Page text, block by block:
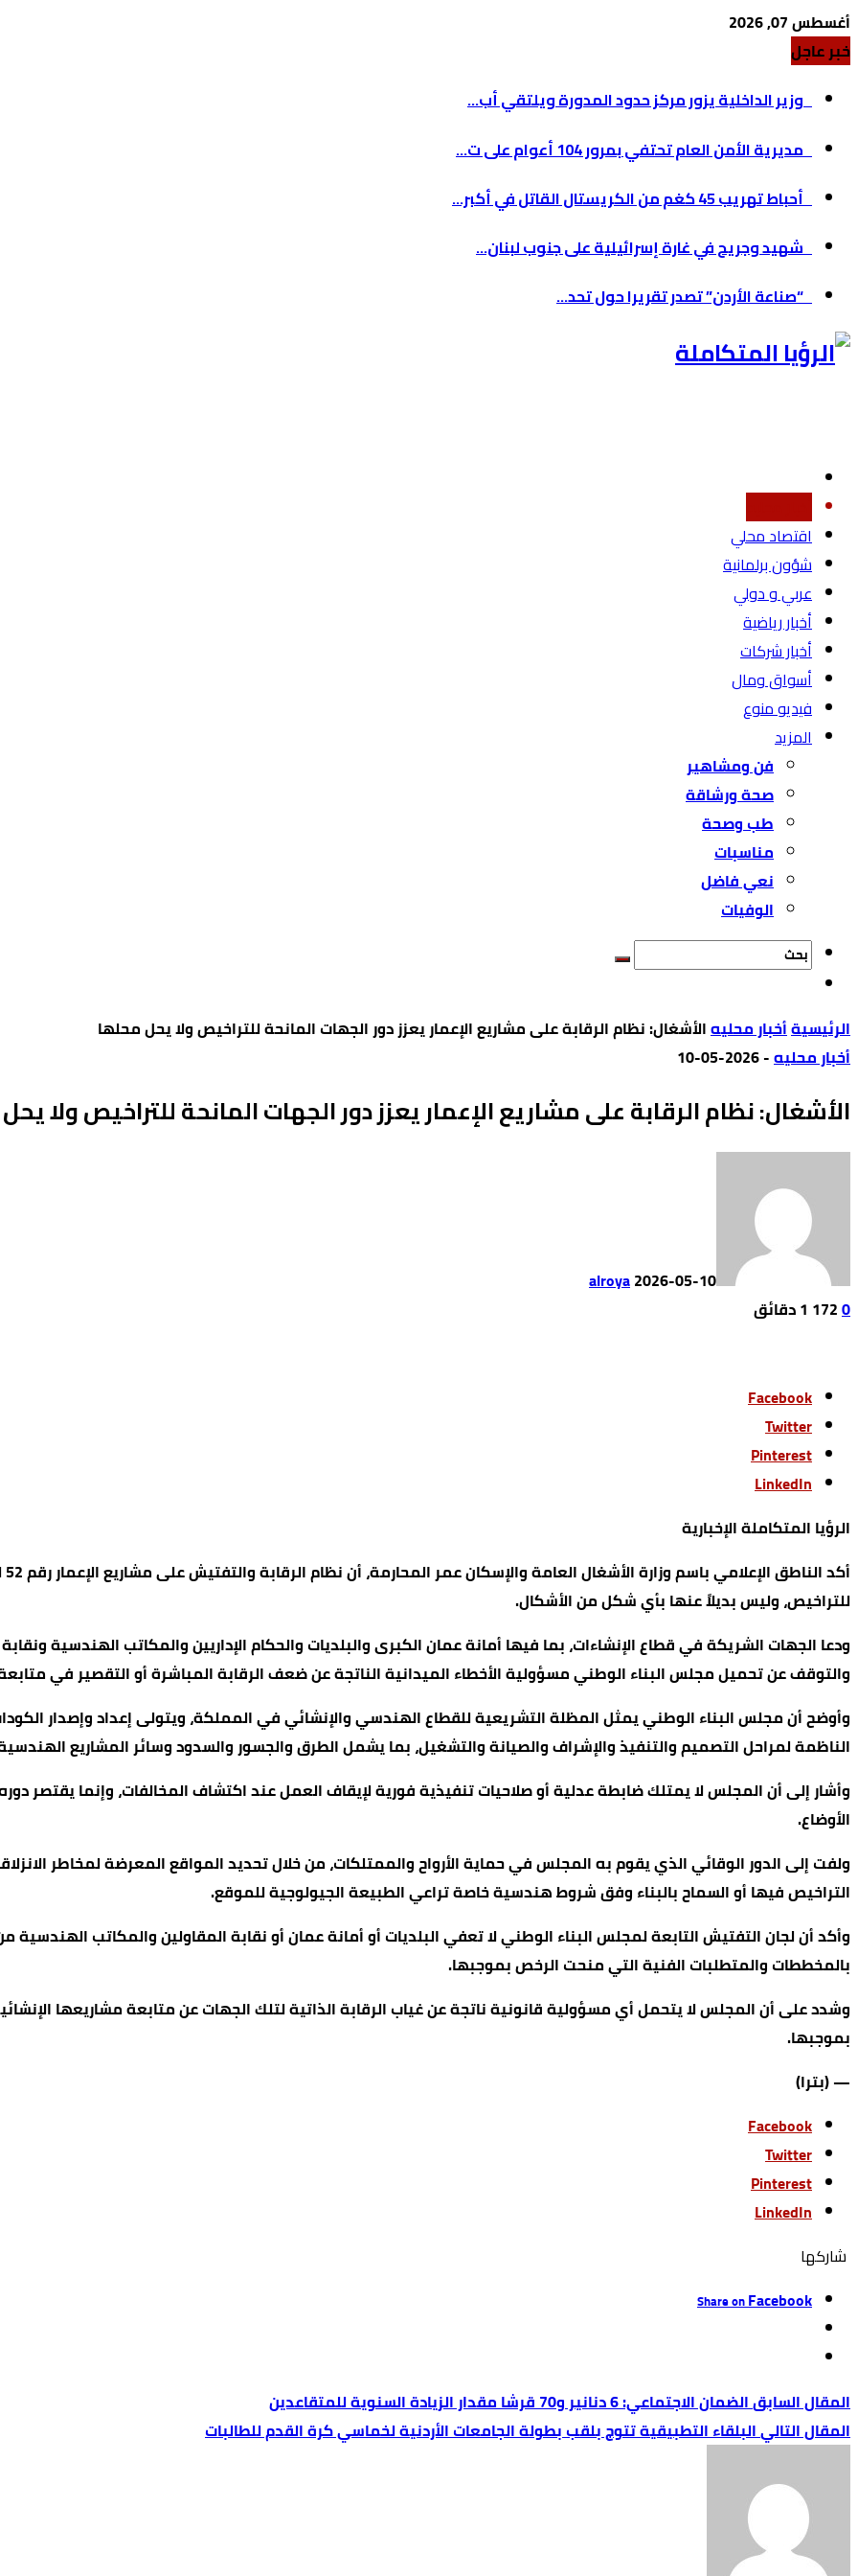
أغسطس 07, 2026
خبر عاجل
وزير الداخلية يزور مركز حدود المدورة ويلتقي أب...
مديرية الأمن العام تحتفي بمرور 104 أعوام على ت...
أحباط تهريب 45 كغم من الكريستال القاتل في أكبر...
شهيد وجريح في غارة إسرائيلية على جنوب لبنان...
“صناعة الأردن” تصدر تقريرا حول تحد...
اقتصاد محلي
شؤون برلمانية
عربي و دولي
أخبار رياضية
أخبار شركات
أسواق ومال
فيديو منوع
المزيد
فن ومشاهير
صحة ورشاقة
طب وصحة
مناسبات
نعي فاضل
الوفيات
‫الرئيسية‬أخبار محليهالأشغال: نظام الرقابة على مشاريع الإعمار يعزز دور الجهات المانحة للتراخيص ولا يحل محلها
أخبار محليه-
2026-05-10
الأشغال: نظام الرقابة على مشاريع الإعمار يعزز دور الجهات المانحة للتراخيص ولا
alroya2026-05-10
0
172 1 ‫دقائق‬
Facebook
Twitter
Pinterest
LinkedIn
الرؤيا المتكاملة الإخبارية
للتراخيص، وليس بديلاً عنها بأي شكل من الأشكال.
ودعا الجهات الشريكة في قطاع الإنشاءات، بما فيها أمانة عمان الكبرى والبلديات والحكام الإداريين والمكاتب الهندسية
والتوقف عن تحميل مجلس البناء الوطني مسؤولية الأخطاء الميدانية الناتجة عن ضعف الرقابة المباشرة أو التقصير في
وأوضح أن مجلس البناء الوطني يمثل المظلة التشريعية للقطاع الهندسي والإنشائي في المملكة، ويتولى إعداد وإصدار
الناظمة لمراحل التصميم والتنفيذ والإشراف والصيانة والتشغيل، بما يشمل الطرق والجسور والسدود وسائر المشاريع
وأشار إلى أن المجلس لا يمتلك ضابطة عدلية أو صلاحيات تنفيذية فورية لإيقاف العمل عند اكتشاف المخالفات، وإنما
الأوضاع.
ولفت إلى الدور الوقائي الذي يقوم به المجلس في حماية الأرواح والممتلكات، من خلال تحديد المواقع المعرضة لمخاطر
التراخيص فيها أو السماح بالبناء وفق شروط هندسية خاصة تراعي الطبيعة الجيولوجية للموقع.
وأكد أن لجان التفتيش التابعة لمجلس البناء الوطني لا تعفي البلديات أو أمانة عمان أو نقابة المقاولين والمكاتب الهندسية
بالمخططات والمتطلبات الفنية التي منحت الرخص بموجبها.
وشدد على أن المجلس لا يتحمل أي مسؤولية قانونية ناتجة عن غياب الرقابة الذاتية لتلك الجهات عن متابعة مشاريعها
بموجبها.
— (بترا)
Facebook
Twitter
Pinterest
LinkedIn
‫‫ شاركها‬
Share onFacebook
الضمان الاجتماعي: 6 دنانير و70 قرشا مقدار الزيادة السنوية للمتقاعدين
البلقاء التطبيقية تتوج بلقب بطولة الجامعات الأردنية لخماسي كرة القدم للطالبات